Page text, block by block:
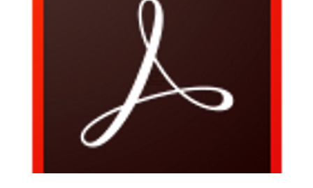
Reader DC 2015.010.20060 버전이 업데이트 되었습니다.
Security Updates Available for Adobe Acrobat and Reader :
APSB16-09 (2016.3.8) 이번 업데이트에서는 메모리 손상 취약점
과 리소스 찾기에서 사용되는 디렉토리 검색 경로 취약점을 통해 코